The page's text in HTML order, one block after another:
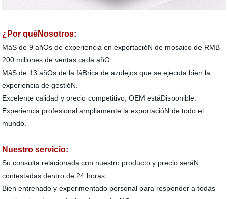
¿Por quéNosotros:
MáS de 9 añOs de experiencia en exportacióN de mosaico de RMB
200 millones de ventas cada añO.
MáS de 13 añOs de la fáBrica de azulejos que se ejecuta bien la
experiencia de gestióN.
Excelente calidad y precio competitivo, OEM estáDisponible.
Experiencia profesional ampliamente la exportacióN de todo el
mundo.
Nuestro servicio:
Su consulta relacionada con nuestro producto y precio seráN
contestadas dentro de 24 horas.
Bien entrenado y experimentado personal para responder a todas